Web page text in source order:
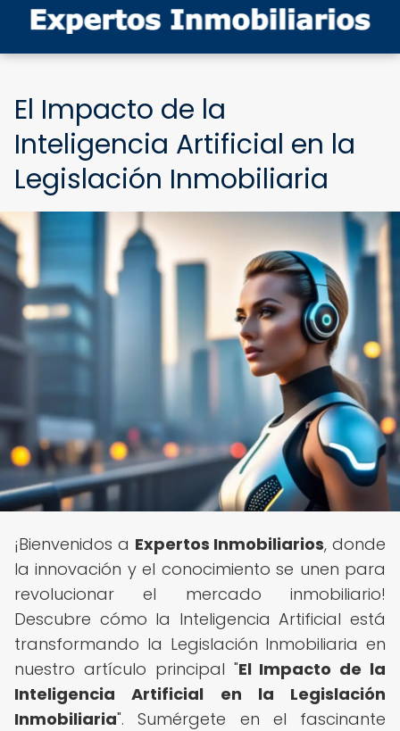
El Impacto de la
Inteligencia Artificial en la
Legislación Inmobiliaria
¡Bienvenidos a Expertos Inmobiliarios, donde
la innovación y el conocimiento se unen para
revolucionar el mercado inmobiliario!
Descubre cómo la Inteligencia Artificial está
transformando la Legislación Inmobiliaria en
nuestro artículo principal "El Impacto de la
Inteligencia Artificial en la Legislación
Inmobiliaria". Sumérgete en el fascinante